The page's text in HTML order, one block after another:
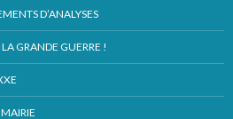
D’ANALYSES
GRANDE GUERRE !